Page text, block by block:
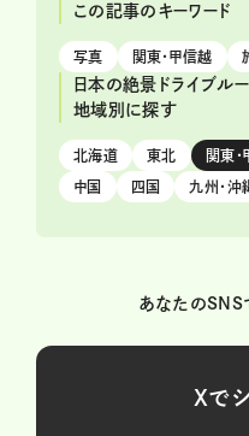
この記事のキーワード
写真 関東・甲信越
日本の絶景ドライブル
地域別に探す
北海道 東北 関東
中国 四国 九州・沖
あなたのSNS
Xで